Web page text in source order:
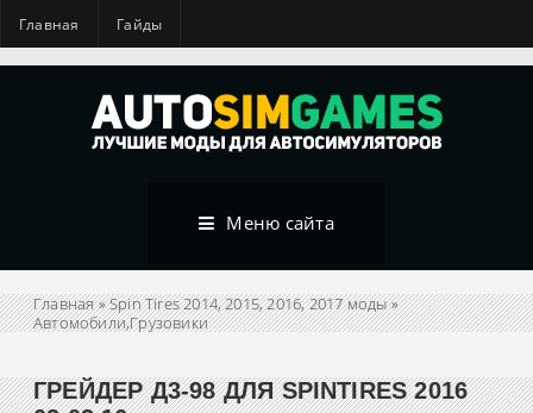
Главная Гайды
Меню сайта
Главная»Spin Tires 2014, 2015, 2016, 2017 моды»
Автомобили,Грузовики
ГРЕЙДЕР Д3-98 ДЛЯ SPINTIRES 2016